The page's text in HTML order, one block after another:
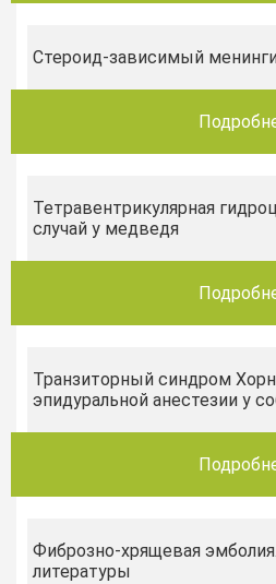
Стероид-зависимый
Тетравентрикулярная
случай у медведя
Транзиторный синдром
эпидуральной анестезии у
Фиброзно-хрящевая
литературы